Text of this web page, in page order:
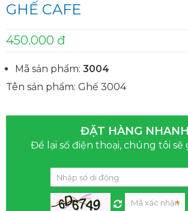
GHẾ CAFE
450.000 đ
Mã sản phẩm: 3004
Tên sản phẩm: Ghế 3004
ĐẶT HÀNG NHANH
Để lại số điện thoại, chúng tôi sẽ